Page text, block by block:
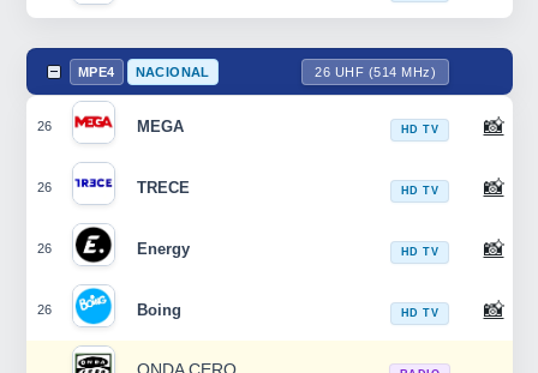
MPE4 NACIONAL 26 UHF (514 MHz)
26 MEGA HD TV 📸
26 TRECE HD TV 📸
26 Energy HD TV 📸
26 Boing HD TV 📸